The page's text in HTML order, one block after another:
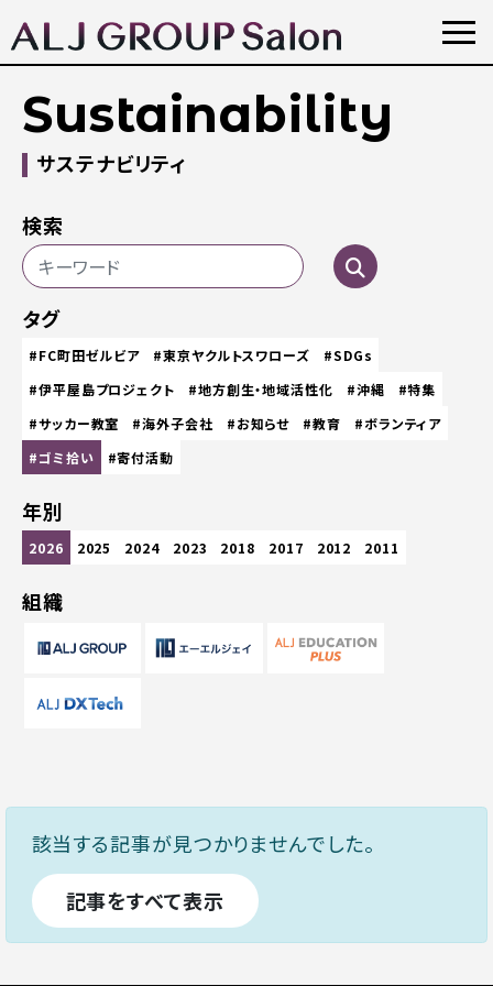
Sustainability
サステナビリティ
検索
タグ
#FC町田ゼルビア #東京ヤクルトスワローズ
#SDGs
#伊平屋島プロジェクト
#地方創生・地域活性化 #沖縄
#特集
#サッカー教室
#海外子会社 #お知らせ #教育
#ボランティア
#ゴミ拾い
#寄付活動
年別
2026 2025 2024 2023 2018 2017 2012 2011
組織
該当する記事が見つかりませんでした。
記事をすべて表示